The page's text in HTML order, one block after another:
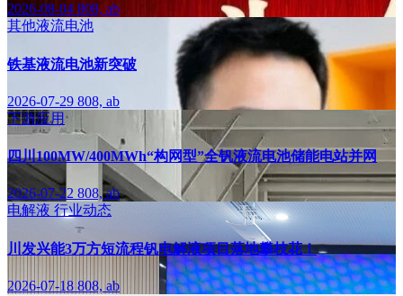
2026-08-04 808, ab
其他液流电池
铁基液流电池新突破
2026-07-29 808, ab
下游应用
四川100MW/400MWh“构网型”全钒液流电池储能电站并网
2026-07-22 808, ab
电解液 行业动态
川发兴能3万方短流程钒电解液项目落地攀枝花！
2026-07-18 808, ab